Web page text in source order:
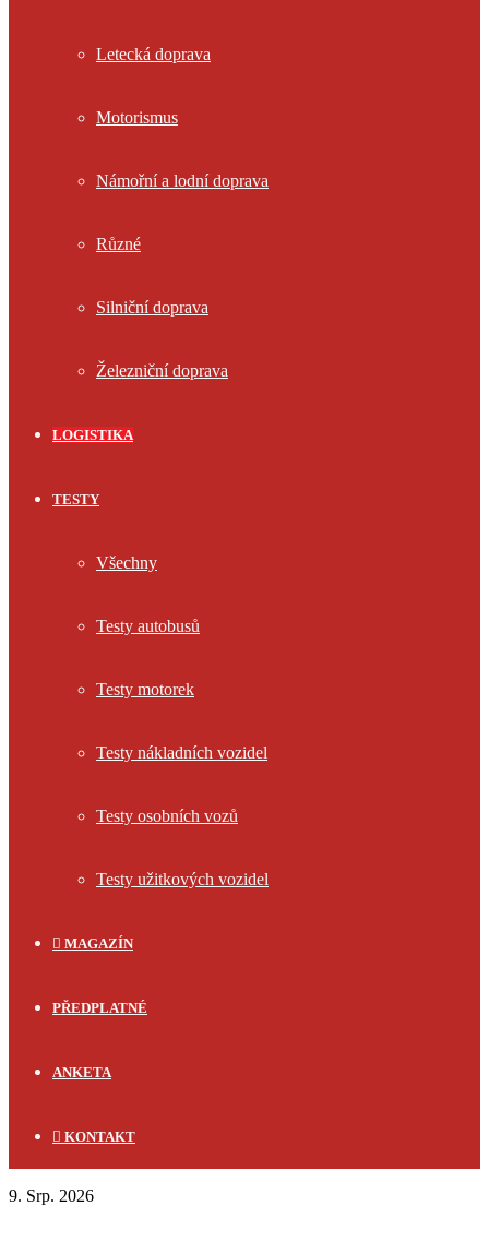
Letecká doprava
Motorismus
Námořní a lodní doprava
Různé
Silniční doprava
Železniční doprava
LOGISTIKA
TESTY
Všechny
Testy autobusů
Testy motorek
Testy nákladních vozidel
Testy osobních vozů
Testy užitkových vozidel
MAGAZÍN
PŘEDPLATNÉ
ANKETA
KONTAKT
9. Srp. 2026